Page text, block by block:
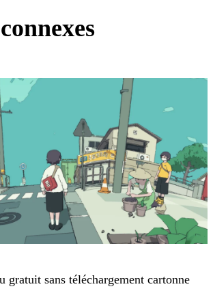
gratuit sans téléchargement cartonne